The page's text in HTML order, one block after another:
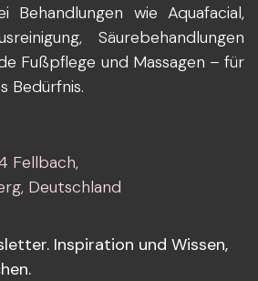
Behandlungen wie Aquafacial,
Säurebehandlungen
Fußpflege und Massagen – für
Bedürfnis.
Fellbach,
Deutschland
Inspiration und Wissen,